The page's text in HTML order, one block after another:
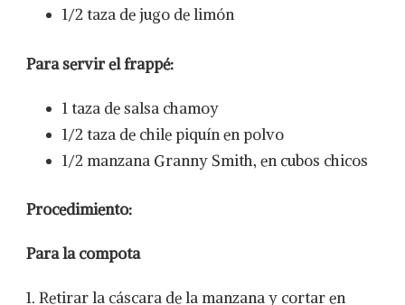
1/2 taza de jugo de limón
Paraservir el frappé:
1 taza de salsa chamoy
1/2 taza de chile piquín en polvo
1/2 manzana Granny Smith, en cubos chicos
Procedimiento:
Para la compota
1. Retirar la cáscara de la manzana y cortar en